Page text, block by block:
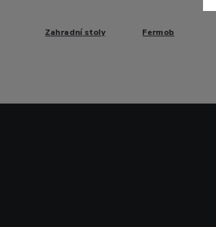
Zahradní stoly Fermob